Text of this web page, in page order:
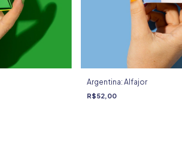
Argentina: Alfajor
R$52,00